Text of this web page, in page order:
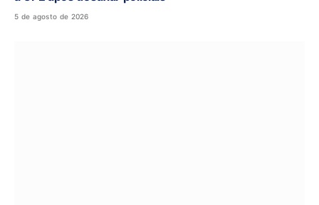
5 de agosto de 2026